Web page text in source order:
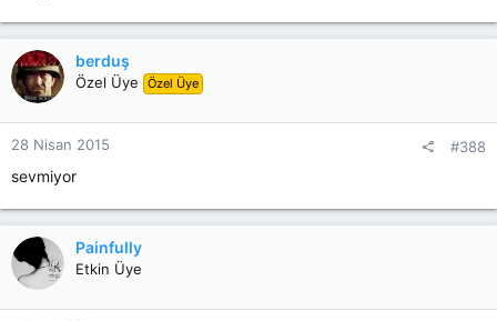
berduş
Özel Üye Özel Üye
28 Nisan 2015 #388
sevmiyor
Painfully
Etkin Üye